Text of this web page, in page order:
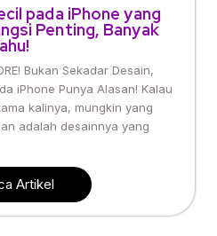
pada iPhone yang
Penting, Banyak
Bukan Sekadar Desain,
iPhone Punya Alasan! Kalau
kalinya, mungkin yang
adalah desainnya yang
Artikel